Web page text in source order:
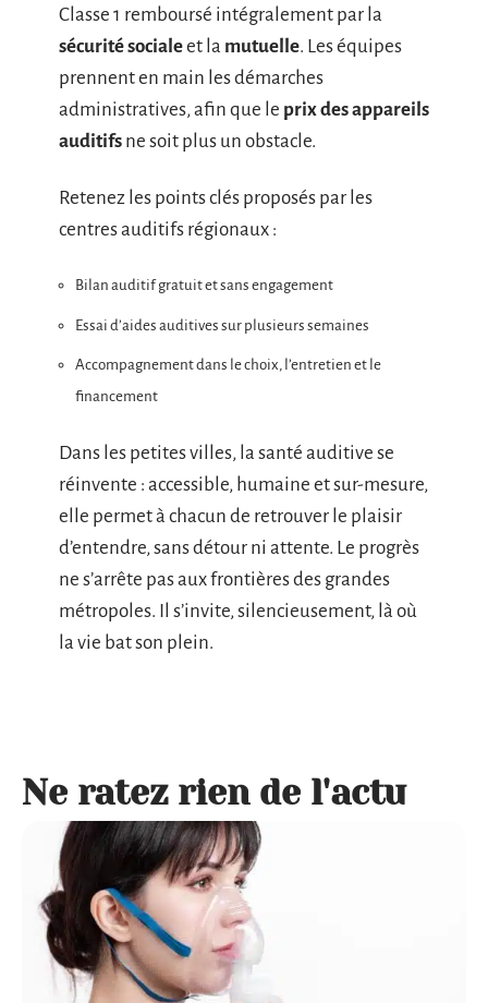
Classe 1 remboursé intégralement par la
sécurité socialeet la mutuelle. Les équipes
prennent en main les démarches
administratives, afin que le prix des appareils
auditifs ne soit plus un obstacle.
Retenez les points clés proposés par les
centres auditifs régionaux :
Bilan auditif gratuit et sans engagement
Essai d’aides auditives sur plusieurs semaines
Accompagnement dans le choix, l’entretien et le
financement
Dans les petites villes, la santé auditive se
réinvente : accessible, humaine et sur-mesure,
elle permet à chacun de retrouver le plaisir
d’entendre, sans détour ni attente. Le progrès
ne s’arrête pas aux frontières des grandes
métropoles. Il s’invite, silencieusement, là où
la vie bat son plein.
Ne ratez rien de l'actu